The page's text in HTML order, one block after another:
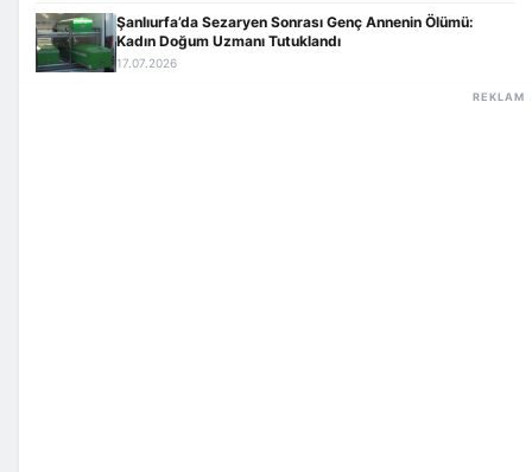
Şanlıurfa’da Sezaryen Sonrası Genç Annenin Ölümü:
Kadın Doğum Uzmanı Tutuklandı
17.07.2026
REKLAM